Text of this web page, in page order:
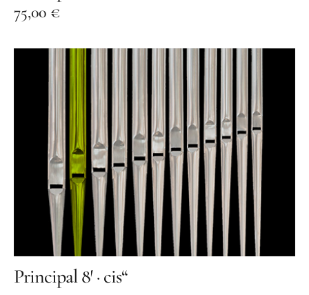
Konzertarchiv
Orgelherbst 2025
Orgelherbst 2024
Orgelherbst 2023
Orgelherbst 2022
Orgelakademie 2022
Orgelherbst 2021
Benefiz
75,00 €
Principal 8′ · cis“